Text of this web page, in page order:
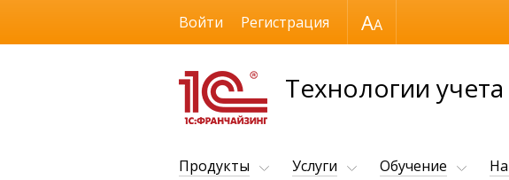
Размер шрифта
Технологии учета
Войти Регистрация
Продукты Услуги Обучение